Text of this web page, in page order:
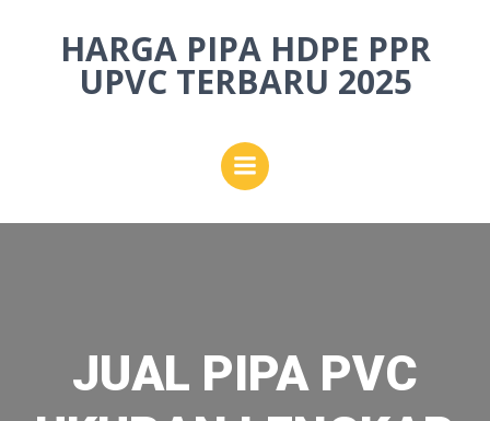
to
content
HARGA PIPA HDPE PPR
UPVC TERBARU 2025
JUAL PIPA PVC